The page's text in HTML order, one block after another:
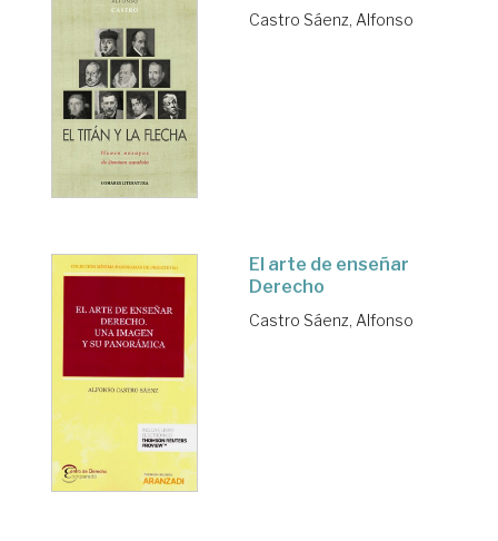
Castro Sáenz, Alfonso
El arte de enseñar
Derecho
Castro Sáenz, Alfonso